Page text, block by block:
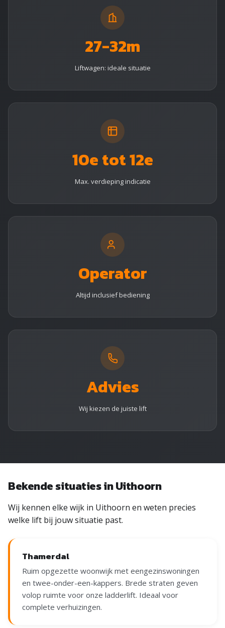
27-32m
Liftwagen: ideale situatie
10e tot 12e
Max. verdieping indicatie
Operator
Altijd inclusief bediening
Advies
Wij kiezen de juiste lift
Bekende situaties in Uithoorn
Wij kennen elke wijk in Uithoorn en weten precies
welke lift bij jouw situatie past.
Thamerdal
Ruim opgezette woonwijk met eengezinswoningen
en twee-onder-een-kappers. Brede straten geven
volop ruimte voor onze ladderlift. Ideaal voor
complete verhuizingen.